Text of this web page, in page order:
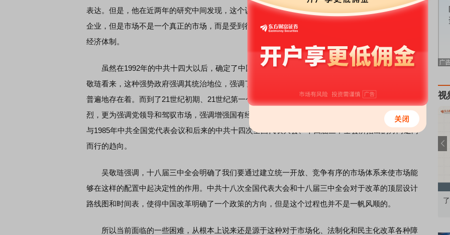
表达。但是，他在近两年的研究中间发现，这个认识是有偏差的。这种模式，虽然看起来是市场引导
企业，但是市场不是一个真正的市场，而是受到行政力量的管控的，所以，它是一种间接地行政统治
经济体制。
虽然在1992年的中共十四大以后，确定了中国经济改革的目标是社会主义市场经济。但是，在吴
敬琏看来，这种强势政府强调其统治地位，强调了选择性的或者称为差别性的产业政策的影响长期而
普遍地存在着。而到了21世纪初期、21世纪第一个十年的中期，强调政府的力量的思想就变得非常强
烈，更为强调党领导和驾驭市场，强调增强国有经济的统治地位，以至于在2005年、2006年就出现了
与1985年中共全国党代表会议和后来的中共十四次全国代表大会、十四届三中全会所指出的方向逆向
而行的趋向。
吴敬琏强调，十八届三中全会明确了我们要通过建立统一开放、竞争有序的市场体系来使市场能
够在这样的配置中起决定性的作用。中共十八次全国代表大会和十八届三中全会对于改革的顶层设计
路线图和时间表，使得中国改革明确了一个政策的方向，但是这个过程也并不是一帆风顺的。
所以当前面临的一些困难，从根本上说来还是源于这种对于市场化、法制化和民主化改革各种障
视
K90 至尊版 新品发布会
首席连线｜东方财富证券陈果：A股再平衡的
风，将吹向何处
债券知识通识：从基础认知到特色品种